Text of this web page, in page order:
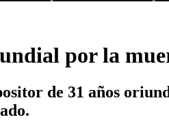
por la
de 31 años